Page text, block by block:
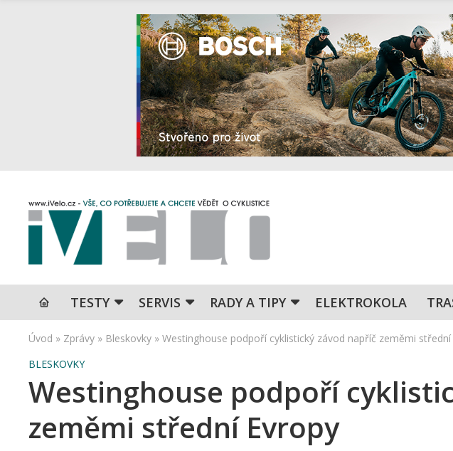
TESTY SERVIS RADY A TIPY ELEKTROKOLA
Úvod » Zprávy » Bleskovky » Westinghouse podpoří cyklistický závod napříč zeměmi střední
BLESKOVKY
Westinghouse podpoří
zeměmi střední Evropy